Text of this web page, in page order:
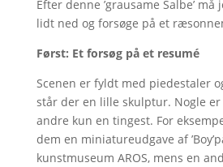
Efter denne ’grausame Salbe’
lidt ned og forsøge på et
Først: Et forsøg på et resumé
Scenen er fyldt med piedestaler
står der en lille skulptur. Nogle
andre kun en tingest. For
dem en miniatureudgave af
kunstmuseum AROS, mens en